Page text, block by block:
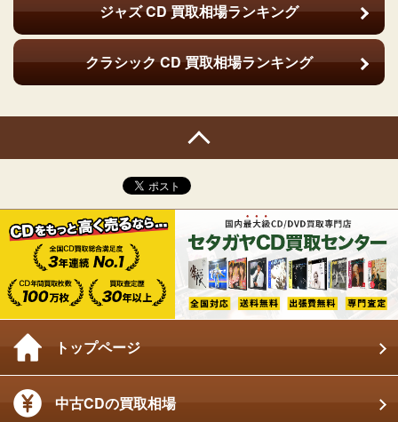
ジャズ CD買取相場ランキング
クラシック CD買取相場ランキング
トップページ
中古CDの買取相場